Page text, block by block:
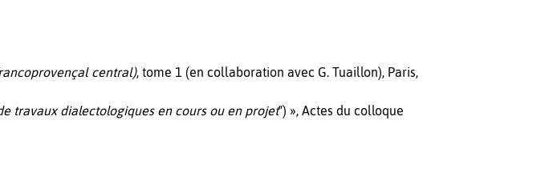
central), tome 1 (en collaboration avec G. Tuaillon), Paris,
travaux dialectologiques en cours ou en projet") », Actes du colloque